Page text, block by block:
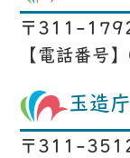
〒311-
【電話番
玉造
〒311-